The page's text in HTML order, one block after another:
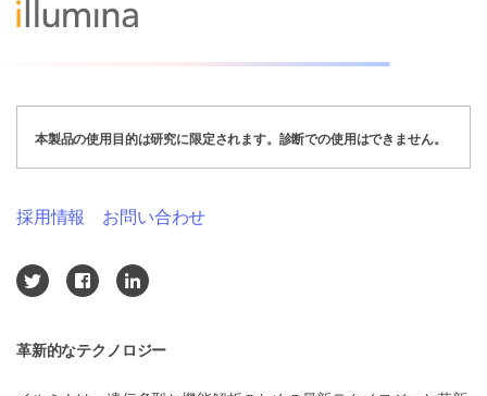
本製品の使用目的は研究に限定されます。診断での使用はできません。
革新的なテクノロジー
採用情報 お問い合わせ